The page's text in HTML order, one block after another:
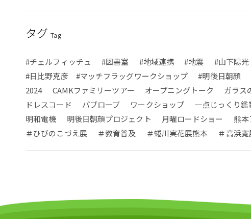
タグTag
#チェルフィッチュ #図書室 #地域連携 #地震 #山下陽光
#日比野克彦 #マッチフラッグワークショップ
#明後日朝顔
2024
CAMKファミリーツアー オープニングトーク ガラス
ドレスコード
パブローブ ワークショップ 一点じっくり鑑
明和電機
明後日朝顔プロジェクト 月曜ロードショー 熊本
＃ひびのこづえ展
＃教育普及 ＃蜷川実花展熊本 ＃高浜